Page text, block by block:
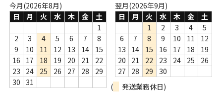
Webのみ no.2
Webのみ no.3
Webのみ no.4
売り切れ
今月(2026年8月)
日
月 火 水 木 金
土
1
2
3 4 5 6 7
8
9
10 11 12 13 14
15
16
17 18 19 20 21
22
23
24 25 26 27 28
29
30
31
翌月(2026年9月)
日
月 火 水 木 金
土
1
2 3 4
5
6
7 8 9 10 11
12
13
14 15 16 17 18
19
20
21 22 23 24 25
26
27
28 29
30
(
発送業務休日)